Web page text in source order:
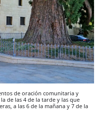
de oración comunitaria y
de las 4 de la tarde y las que
a las 6 de la mañana y 7 de la